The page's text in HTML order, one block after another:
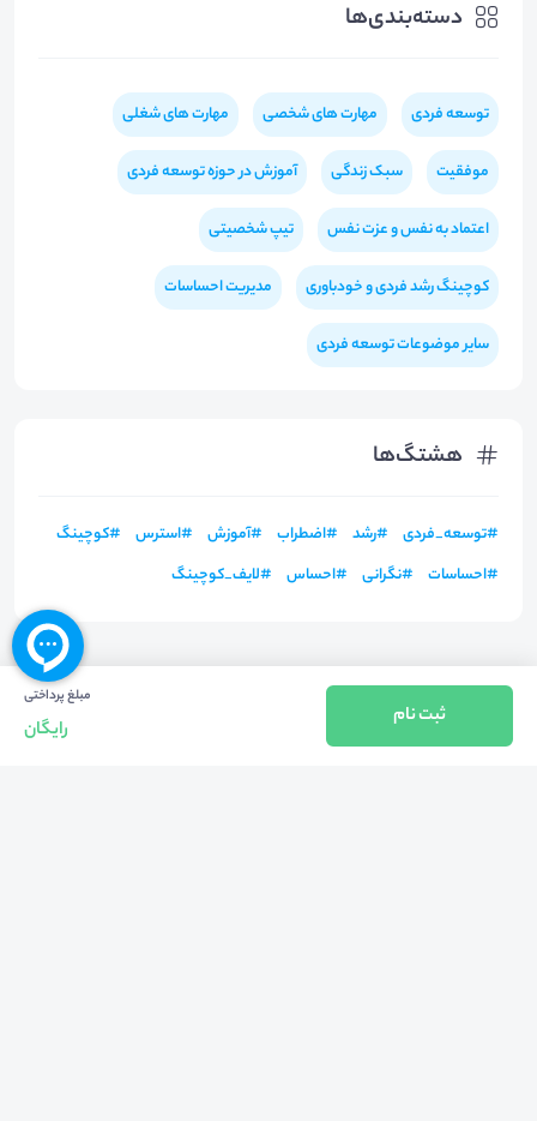
دسته‌بندی‌ها
توسعه فردی مهارت های شخصی مهارت های شغلی
موفقیت سبک زندگی آموزش در حوزه توسعه فردی
اعتماد به نفس و عزت نفس تیپ شخصیتی
کوچینگ رشد فردی و خودباوری مدیریت احساسات
سایر موضوعات توسعه فردی
هشتگ‌ها
#توسعه_فردی #رشد #اضطراب #آموزش #استرس #کوچینگ
#احساسات #نگرانی #احساس #لایف_کوچینگ
مبلغ پرداختی
رایگان
ثبت نام